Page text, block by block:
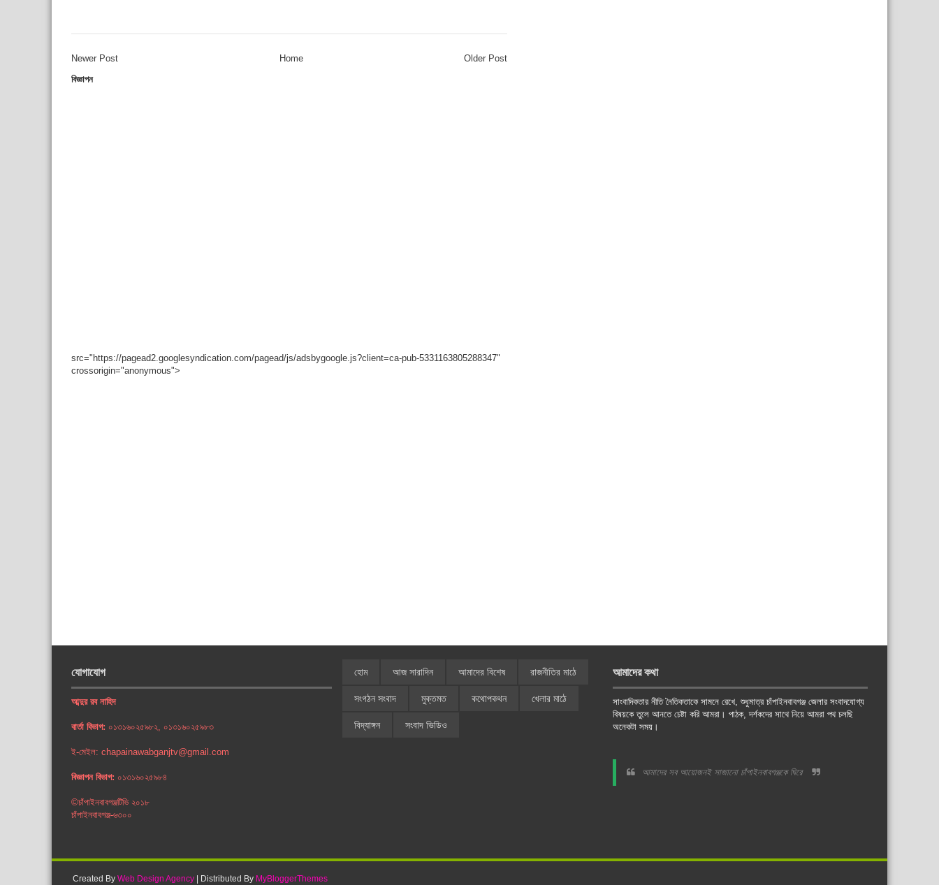
Newer Post Older Post
Home
বিজ্ঞাপন
src="https://pagead2.googlesyndication.com/pagead/js/adsbygoogle.js?client=ca-pub-5331163805288347"
crossorigin="anonymous">
যোগাযোগ
আব্দুর রব নাহিদ
বার্তা বিভাগ: ০১৩১৬০২৫৯৮২, ০১৩১৬০২৫৯৮৩
ই-মেইল: chapainawabganjtv@gmail.com
বিজ্ঞাপন বিভাগ: ০১৩১৬০২৫৯৮৪
©চাঁপাইনবাবগঞ্জটিভি ২০১৮
চাঁপাইনবাবগঞ্জ-৬৩০০
হোম আজ সারাদিন আমাদের বিশেষ রাজনীতির মাঠে
সংগঠন সংবাদ মুক্তমত কথোপকথন খেলার মাঠে
বিদ্যাঙ্গন সংবাদ ভিডিও
আমাদের কথা
সাংবাদিকতার নীতি নৈতিকতাকে সামনে রেখে, শুধুমাত্র চাঁপাইনবাবগঞ্জ জেলার সংবাদযোগ্য
বিষয়কে তুলে আনতে চেষ্টা করি আমরা। পাঠক, দর্শকদের সাথে নিয়ে আমরা পথ চলছি
অনেকটা সময়।
আমাদের সব আয়োজনই সাজানো চাঁপাইনবাবগঞ্জকে ঘিরে
Created By Web Design Agency | Distributed By MyBloggerThemes